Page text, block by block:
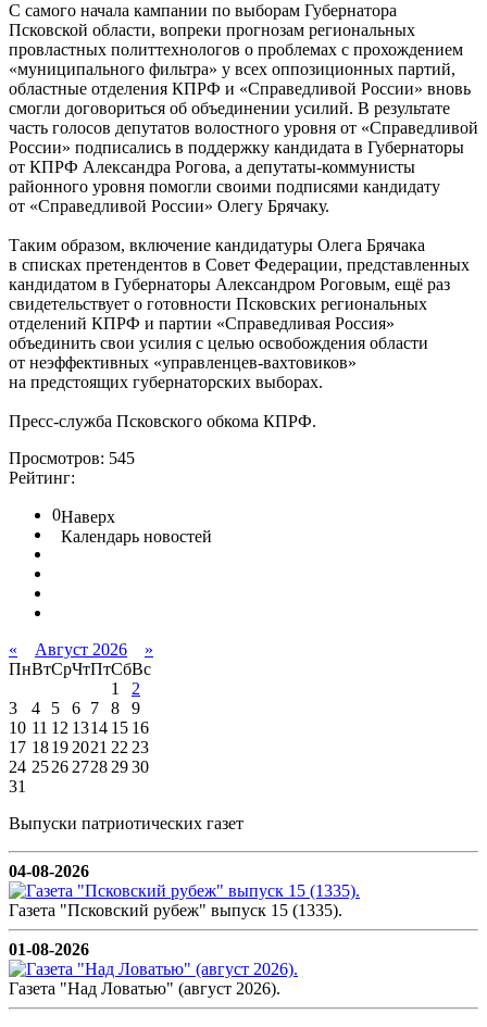
С самого начала кампании по выборам Губернатора
Псковской области, вопреки прогнозам региональных
провластных политтехнологов о проблемах с прохождением
«муниципального фильтра» у всех оппозиционных партий,
областные отделения КПРФ и «Справедливой России» вновь
смогли договориться об объединении усилий. В результате
часть голосов депутатов волостного уровня от «Справедливой
России» подписались в поддержку кандидата в Губернаторы
от КПРФ Александра Рогова, а депутаты-коммунисты
районного уровня помогли своими подписями кандидату
от «Справедливой России» Олегу Брячаку.
Таким образом, включение кандидатуры Олега Брячака
в списках претендентов в Совет Федерации, представленных
кандидатом в Губернаторы Александром Роговым, ещё раз
свидетельствует о готовности Псковских региональных
отделений КПРФ и партии «Справедливая Россия»
объединить свои усилия с целью освобождения области
от неэффективных «управленцев-вахтовиков»
на предстоящих губернаторских выборах.
Пресс-служба Псковского обкома КПРФ.
Просмотров: 545
Рейтинг:
0Наверх
Календарь новостей
« Август 2026
»
ПнВтСрЧтПтСбВс
1
2
3
4 5 6 7 8
9
10 11 12 1314 15 16
17 18192021 2223
24 252627282930
31
Выпуски патриотических газет
04-08-2026
Газета "Псковский рубеж" выпуск 15 (1335).
01-08-2026
Газета "Над Ловатью" (август 2026).